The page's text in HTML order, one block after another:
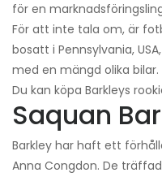
för en
För att inte tala om, är
bosatt i Pennsylvania,
med en mängd olika bilar.
Du kan köpa Barkleys
Saquan
Barkley har haft ett
Anna Congdon. De